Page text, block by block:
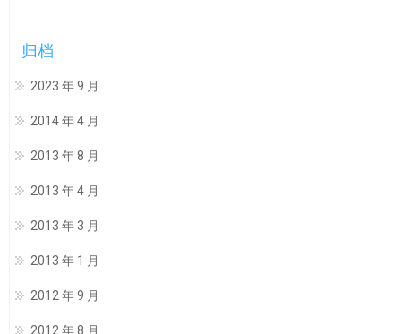
归档
2023 年 9 月
2014 年 4 月
2013 年 8 月
2013 年 4 月
2013 年 3 月
2013 年 1 月
2012 年 9 月
2012 年 8 月